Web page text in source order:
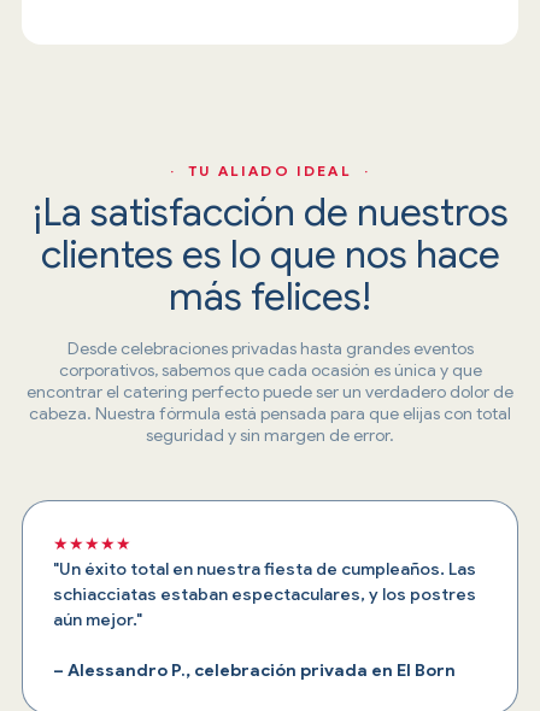
· TU ALIADO IDEAL ·
¡La satisfacción de nuestros
clientes es lo que nos hace
más felices!
Desde celebraciones privadas hasta grandes eventos
corporativos, sabemos que cada ocasión es única y que
encontrar el catering perfecto puede ser un verdadero dolor de
cabeza. Nuestra fórmula está pensada para que elijas con total
seguridad y sin margen de error.
★★★★★
"Un éxito total en nuestra fiesta de cumpleaños. Las
schiacciatas estaban espectaculares, y los postres
aún mejor."
– Alessandro P., celebración privada en El Born